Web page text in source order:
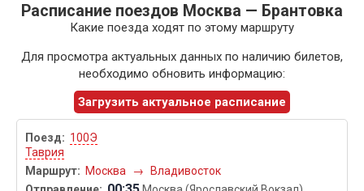
Расписание поездов Москва — Брантовка
Какие поезда ходят по этому маршруту
Для просмотра актуальных данных по наличию билетов,
необходимо обновить информацию:
Загрузить актуальное расписание
100Э
Таврия
Москва
→ Владивосток